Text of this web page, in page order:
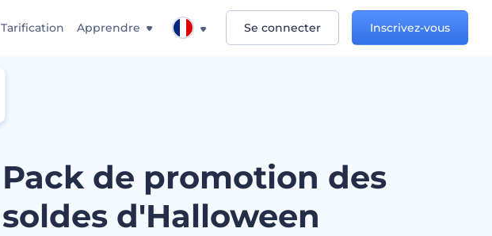
Tarification Apprendre Se connecter Inscrivez-vous
Pack de promotion des
soldes d'Halloween